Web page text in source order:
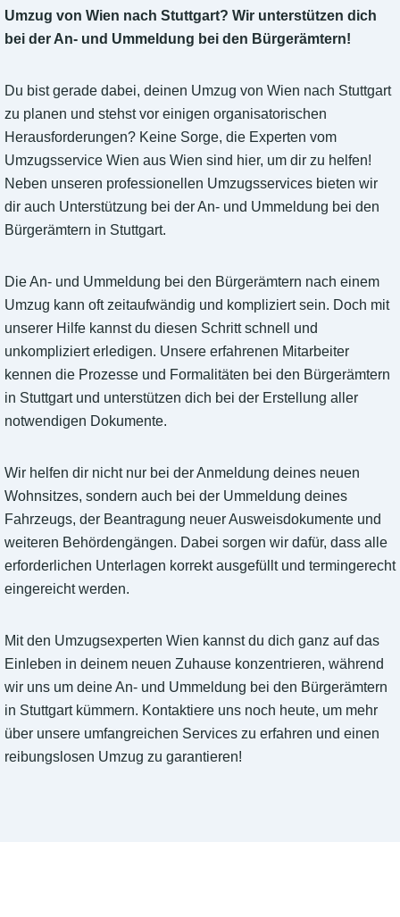
Umzug von Wien nach Stuttgart? Wir unterstützen dich
bei der An- und Ummeldung bei den Bürgerämtern!
Du bist gerade dabei, deinen Umzug von Wien nach Stuttgart
zu planen und stehst vor einigen organisatorischen
Herausforderungen? Keine Sorge, die Experten vom
Umzugsservice Wien aus Wien sind hier, um dir zu helfen!
Neben unseren professionellen Umzugsservices bieten wir
dir auch Unterstützung bei der An- und Ummeldung bei den
Bürgerämtern in Stuttgart.
Die An- und Ummeldung bei den Bürgerämtern nach einem
Umzug kann oft zeitaufwändig und kompliziert sein. Doch mit
unserer Hilfe kannst du diesen Schritt schnell und
unkompliziert erledigen. Unsere erfahrenen Mitarbeiter
kennen die Prozesse und Formalitäten bei den Bürgerämtern
in Stuttgart und unterstützen dich bei der Erstellung aller
notwendigen Dokumente.
Wir helfen dir nicht nur bei der Anmeldung deines neuen
Wohnsitzes, sondern auch bei der Ummeldung deines
Fahrzeugs, der Beantragung neuer Ausweisdokumente und
weiteren Behördengängen. Dabei sorgen wir dafür, dass alle
erforderlichen Unterlagen korrekt ausgefüllt und termingerecht
eingereicht werden.
Mit den Umzugsexperten Wien kannst du dich ganz auf das
Einleben in deinem neuen Zuhause konzentrieren, während
wir uns um deine An- und Ummeldung bei den Bürgerämtern
in Stuttgart kümmern. Kontaktiere uns noch heute, um mehr
über unsere umfangreichen Services zu erfahren und einen
reibungslosen Umzug zu garantieren!